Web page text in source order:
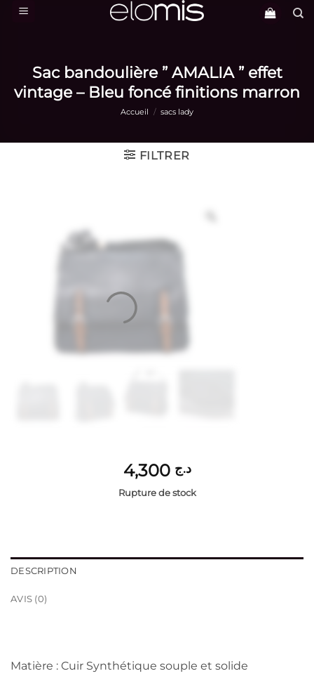
Passer
Sac bandoulière ” AMALIA ” effet
vintage – Bleu foncé finitions marron
Accueil / sacs lady
FILTRER
د.ج 4,300
Rupture de stock
DESCRIPTION
AVIS (0)
Matière : Cuir Synthétique souple et solide